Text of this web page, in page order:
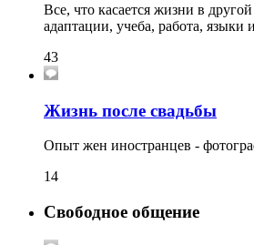
Все, что касается жизни в
адаптации, учеба, работа, языки
43
Жизнь после свадьбы
Опыт жен иностранцев -
14
Свободное общение